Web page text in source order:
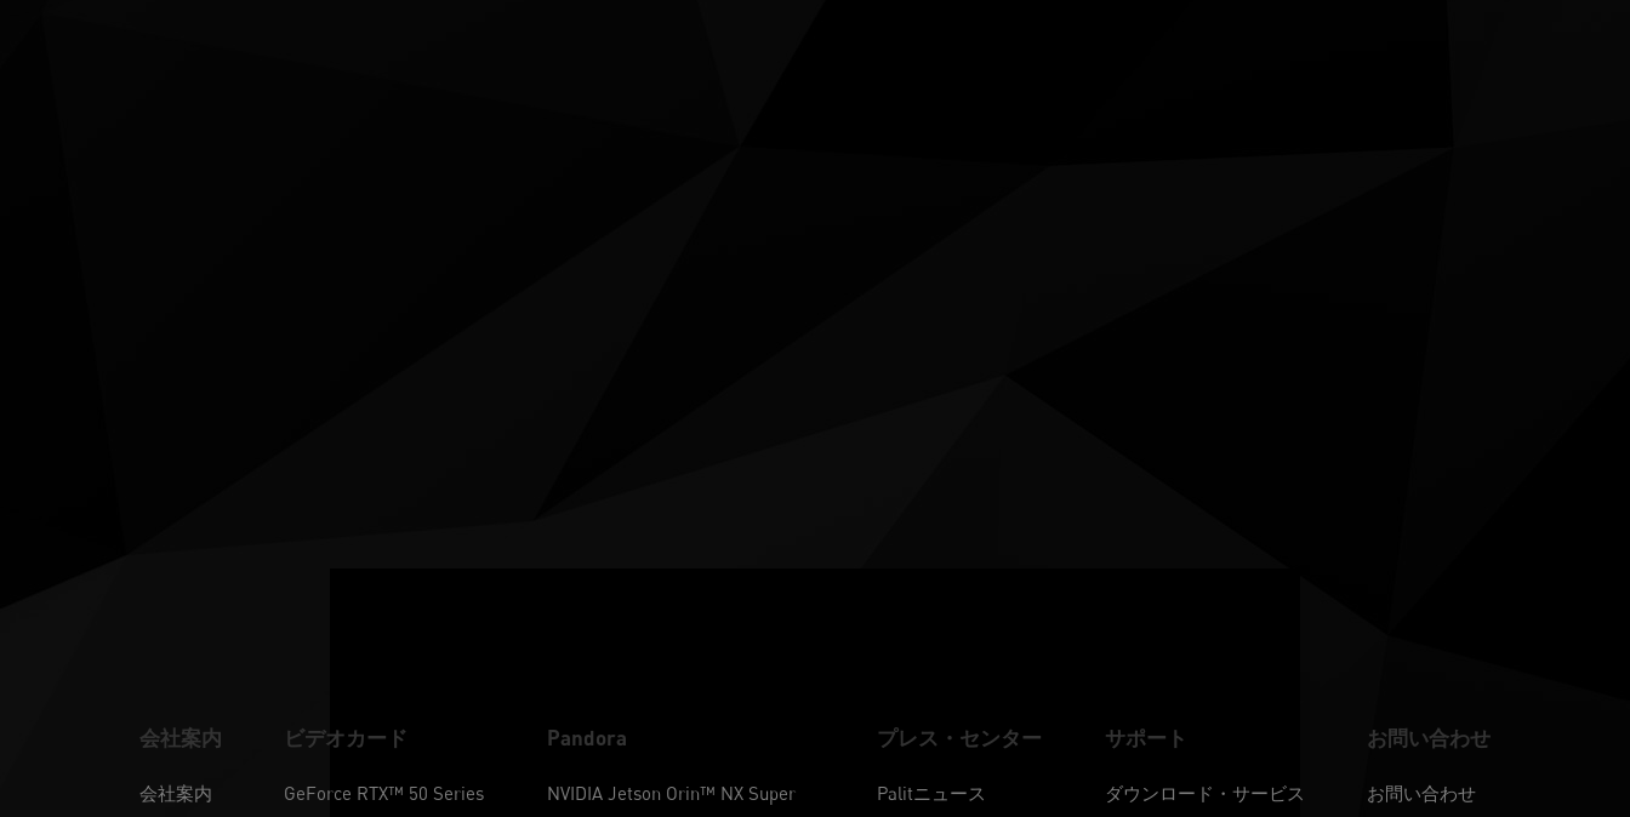
会社案内
会社案内
ビデオカード
GeForce RTX™ 50 Series
Pandora
NVIDIA Jetson Orin™ NX Super
プレス・センター
Palitニュース
サポート
ダウンロード・サービス
お問い合わせ
お問い合わせ